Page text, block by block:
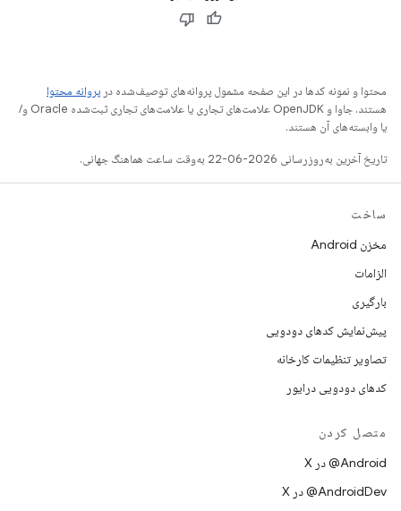
محتوا و نمونه کدها در این صفحه مشمول پروانه‌های توصیف‌شده در پروانه محتوا
هستند. جاوا و OpenJDK علامت‌های تجاری یا علامت‌های تجاری ثبت‌شده Oracle و/
یا وابسته‌های آن هستند.
تاریخ آخرین به‌روزرسانی 2026-06-22 به‌وقت ساعت هماهنگ جهانی.
ساخت
مخزن Android
الزامات
بارگیری
پیش‌نمایش کدهای دودویی
تصاویر تنظیمات کارخانه
کدهای دودویی درایور
متصل کردن
‫‎@Android در X
‫‎@AndroidDev در X